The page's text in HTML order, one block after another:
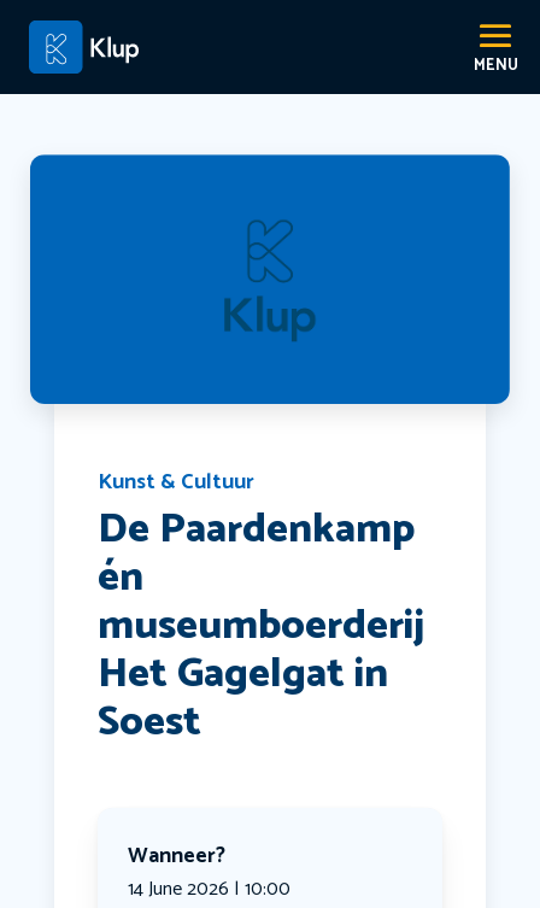
Kunst & Cultuur
De Paardenkamp
én
museumboerderij
Het Gagelgat in
Soest
Wanneer?
14 June 2026 | 10:00